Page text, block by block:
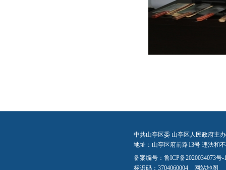
中共山亭区委 山亭区人民政府主
地址：山亭区府前路13号 违法和
备案编号： 鲁ICP备2020034073号-
标识码：3704060004 网站地图